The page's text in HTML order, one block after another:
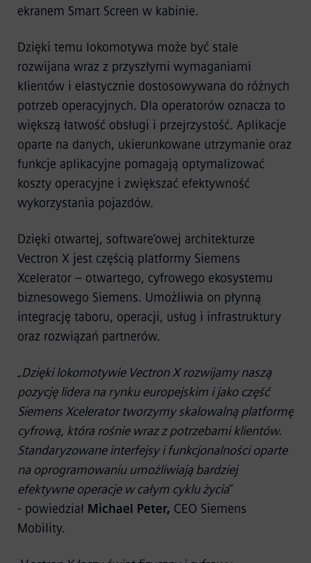
ekranem Smart Screen w kabinie.
Dzięki temu lokomotywa może być stale
rozwijana wraz z przyszłymi wymaganiami
klientów i elastycznie dostosowywana do różnych
potrzeb operacyjnych. Dla operatorów oznacza to
większą łatwość obsługi i przejrzystość. Aplikacje
oparte na danych, ukierunkowane utrzymanie oraz
funkcje aplikacyjne pomagają optymalizować
koszty operacyjne i zwiększać efektywność
wykorzystania pojazdów.
Dzięki otwartej, software’owej architekturze
Vectron X jest częścią platformy Siemens
Xcelerator – otwartego, cyfrowego ekosystemu
biznesowego Siemens. Umożliwia on płynną
integrację taboru, operacji, usług i infrastruktury
oraz rozwiązań partnerów.
„Dzięki lokomotywie Vectron X rozwijamy naszą
pozycję lidera na rynku europejskim i jako część
Siemens Xcelerator tworzymy skalowalną platformę
cyfrową, która rośnie wraz z potrzebami klientów.
Standaryzowane interfejsy i funkcjonalności oparte
na oprogramowaniu umożliwiają bardziej
efektywne operacje w całym cyklu życia”
- powiedział Michael Peter, CEO Siemens
Mobility.